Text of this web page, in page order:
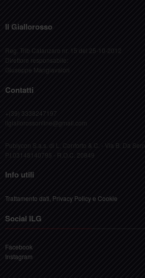
Il Giallorosso
Reg. Trib Catanzaro nr. 15 del 25-10-2012
Direttore responsabile:
Giuseppe Mangiavalori
Contatti
+(39) 3338247197
ilgiallorossonline@gmail.com
Publycon S.a.s. di L. Conforto & C. - Via B. Da
P.I.03148140795 - R.O.C. 20849
Info utili
Trattamento dati, Privacy Policy e Cookie
Social ILG
Facebook
Instagram